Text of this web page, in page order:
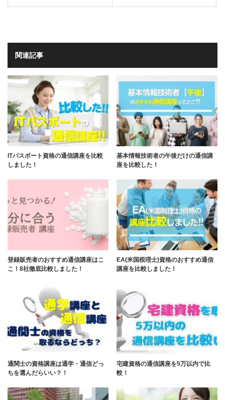
関連記事
ITパスポート資格の通信講座を比較
しました！
基本情報技術者の午後だけの通信講
座を比較した！
登録販売者のおすすめ通信講座はこ
こ！8社徹底比較しました！
EA(米国税理士)資格のおすすめ通信
講座を比較しました！
通関士の資格講座は通学・通信どっ
ちを選んだらいい？！
宅建資格の通信講座を5万以内で比
較！